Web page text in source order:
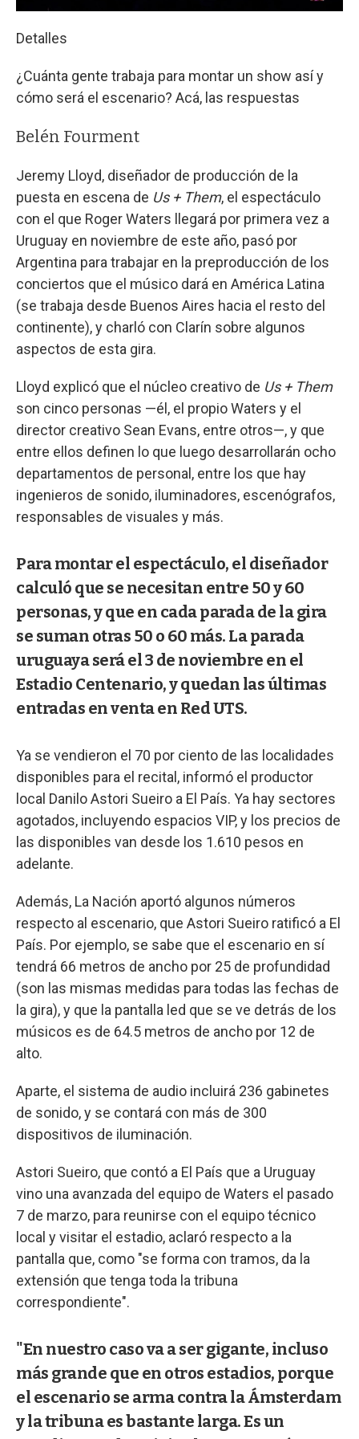
Detalles
¿Cuánta gente trabaja para montar un show así y
cómo será el escenario? Acá, las respuestas
Belén Fourment
Jeremy Lloyd, diseñador de producción de la
puesta en escena de Us + Them, el espectáculo
con el que Roger Waters llegará por primera vez a
Uruguay en noviembre de este año, pasó por
Argentina para trabajar en la preproducción de los
conciertos que el músico dará en América Latina
(se trabaja desde Buenos Aires hacia el resto del
continente), y charló con Clarín sobre algunos
aspectos de esta gira.
Lloyd explicó que el núcleo creativo de Us + Them
son cinco personas —él, el propio Waters y el
director creativo Sean Evans, entre otros—, y que
entre ellos definen lo que luego desarrollarán ocho
departamentos de personal, entre los que hay
ingenieros de sonido, iluminadores, escenógrafos,
responsables de visuales y más.
Para montar el espectáculo, el diseñador
calculó que se necesitan entre 50 y 60
personas, y que en cada parada de la gira
se suman otras 50 o 60 más. La parada
uruguaya será el 3 de noviembre en el
Estadio Centenario, y quedan las últimas
entradas en venta en Red UTS.
Ya se vendieron el 70 por ciento de las localidades
disponibles para el recital, informó el productor
local Danilo Astori Sueiro a El País. Ya hay sectores
agotados, incluyendo espacios VIP, y los precios de
las disponibles van desde los 1.610 pesos en
adelante.
Además, La Nación aportó algunos números
respecto al escenario, que Astori Sueiro ratificó a El
País. Por ejemplo, se sabe que el escenario en sí
tendrá 66 metros de ancho por 25 de profundidad
(son las mismas medidas para todas las fechas de
la gira), y que la pantalla led que se ve detrás de los
músicos es de 64.5 metros de ancho por 12 de
alto.
Aparte, el sistema de audio incluirá 236 gabinetes
de sonido, y se contará con más de 300
dispositivos de iluminación.
Astori Sueiro, que contó a El País que a Uruguay
vino una avanzada del equipo de Waters el pasado
7 de marzo, para reunirse con el equipo técnico
local y visitar el estadio, aclaró respecto a la
pantalla que, como "se forma con tramos, da la
extensión que tenga toda la tribuna
correspondiente".
"En nuestro caso va a ser gigante, incluso
más grande que en otros estadios, porque
el escenario se arma contra la Ámsterdam
y la tribuna es bastante larga. Es un